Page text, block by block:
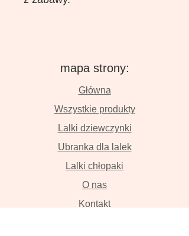
mapa strony:
Główna
Wszystkie produkty
Lalki dziewczynki
Ubranka dla lalek
Lalki chłopaki
O nas
Kontakt